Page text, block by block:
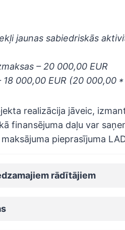
jaunas sabiedriskās
– 20 000,00 EUR
18 000,00 EUR (20 000,00 *
realizācija jāveic,
finansējuma daļu var
pieprasījuma
rādītājiem